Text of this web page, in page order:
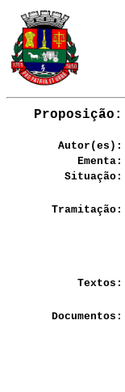
Proposição:
Autor(es):
Ementa:
Situação:
Tramitação:
Textos:
Documentos: